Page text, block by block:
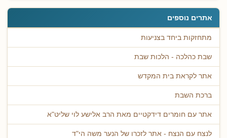
אתרים נוספים
מתחזקות ביחד בצניעות
שבת כהלכה - הלכות שבת
אתר לקראת בית המקדש
ברכת השבת
אתר עם חומרים דידקטיים מאת הרב אלישע לוי שליט"א
לנצח עם הנצח - אתר לזכרו של הנער משה הי"ד